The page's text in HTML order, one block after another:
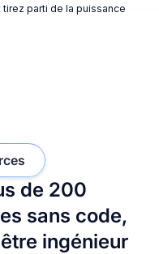
parti de la puissance
de 200
sans code,
ingénieur